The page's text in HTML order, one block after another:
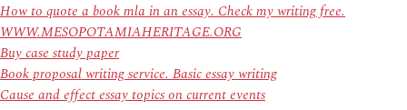
How to quote a book mla in an essay. Check my writing free.
WWW.MESOPOTAMIAHERITAGE.ORG
Buy case study paper
Book proposal writing service. Basic essay writing
Cause and effect essay topics on current events